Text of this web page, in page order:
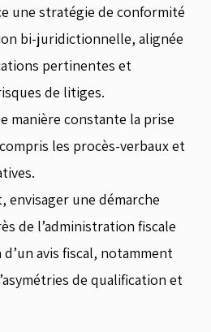
une stratégie de conformité
bi-juridictionnelle, alignée
pertinentes et
de litiges.
manière constante la prise
les procès-verbaux et
envisager une démarche
de l’administration fiscale
avis fiscal, notamment
de qualification et